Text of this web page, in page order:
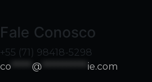
Fale Conosco
+55 (71) 98418-5298
co ***** @ *********** ie.com